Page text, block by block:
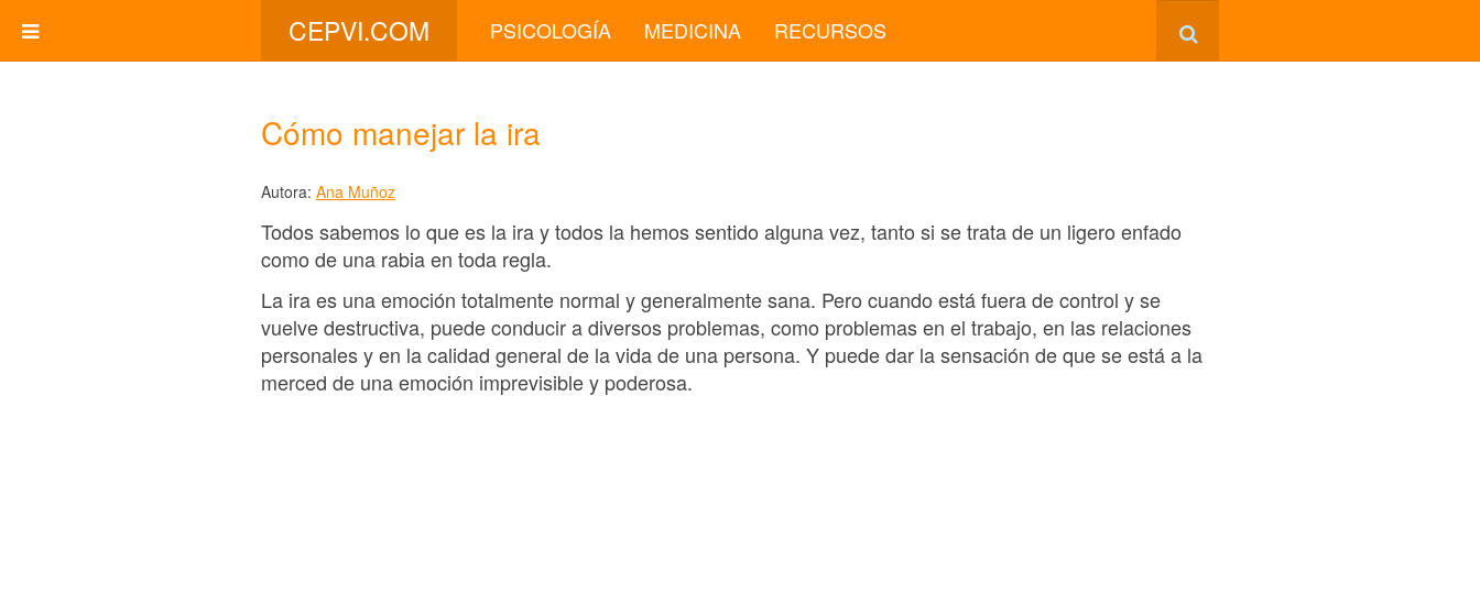
CEPVI.COM PSICOLOGÍA MEDICINA RECURSOS
Cómo manejar la ira
Autora: Ana Muñoz
Todos sabemos lo que es la ira y todos la hemos sentido alguna vez, tanto si se trata de un ligero enfado
como de una rabia en toda regla.
La ira es una emoción totalmente normal y generalmente sana. Pero cuando está fuera de control y se
vuelve destructiva, puede conducir a diversos problemas, como problemas en el trabajo, en las relaciones
personales y en la calidad general de la vida de una persona. Y puede dar la sensación de que se está a la
merced de una emoción imprevisible y poderosa.